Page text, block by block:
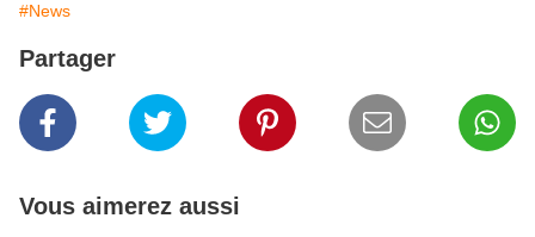
#News
Partager
Vous aimerez aussi